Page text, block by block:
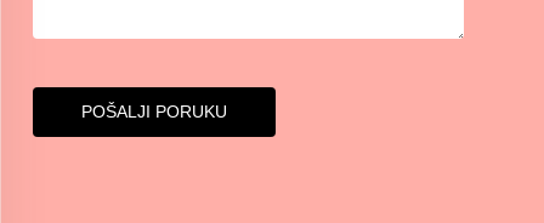
POŠALJI PORUKU